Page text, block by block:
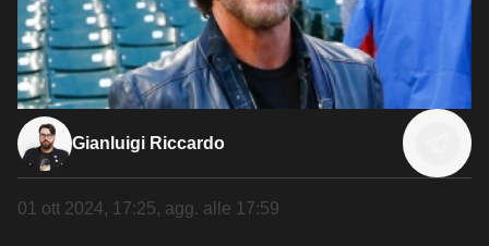
Gianluigi Riccardo
01 ott 2024, 17:25, agg. alle 17:59